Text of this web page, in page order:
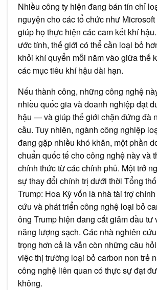
Nhiều công ty hiện đang bán tín chỉ
nguyện cho các tổ chức như
giúp họ thực hiện các cam kết khí
ước tính, thế giới có thể cần loại bỏ
khỏi khí quyển mỗi năm vào giữa thế
các mục tiêu khí hậu dài hạn.
Nếu thành công, những công nghệ
nhiều quốc gia và doanh nghiệp đạt
hậu — và giúp thế giới chặn đứng đà
cầu. Tuy nhiên, ngành công nghiệp
đang gặp nhiều khó khăn, một phần
chuẩn quốc tế cho công nghệ này và
chính thức từ các chính phủ. Một trở
sự thay đổi chính trị dưới thời Tổng
Trump: Hoa Kỳ vốn là nhà tài trợ
cứu và phát triển công nghệ loại bỏ
ông Trump hiện đang cắt giảm đầu tư
năng lượng sạch. Các nhà nghiên
trọng hơn cả là vẫn còn những câu
việc thị trường loại bỏ carbon non trẻ
công nghệ liên quan có thực sự đạt
không.